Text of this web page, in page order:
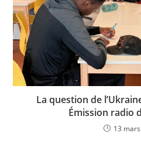
La question de
Émission radio
13